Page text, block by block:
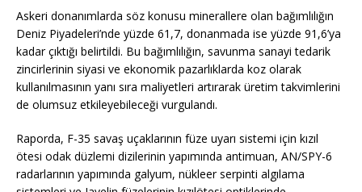
Askeri donanımlarda söz konusu minerallere olan bağımlılığın
Deniz Piyadeleri’nde yüzde 61,7, donanmada ise yüzde 91,6’ya
kadar çıktığı belirtildi. Bu bağımlılığın, savunma sanayi tedarik
zincirlerinin siyasi ve ekonomik pazarlıklarda koz olarak
kullanılmasının yanı sıra maliyetleri artırarak üretim takvimlerini
de olumsuz etkileyebileceği vurgulandı.
Raporda, F-35 savaş uçaklarının füze uyarı sistemi için kızıl
ötesi odak düzlemi dizilerinin yapımında antimuan, AN/SPY-6
radarlarının yapımında galyum, nükleer serpinti algılama